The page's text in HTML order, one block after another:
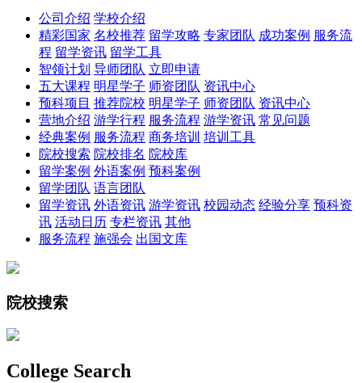
公司介绍 学校介绍
精彩国家 名校推荐 留学攻略 专家团队 成功案例 服务流
程 留学资讯 留学工具
智领计划 导师团队 立即申请
五大课程 明星学子 师资团队 资讯中心
预科项目 推荐院校 明星学子 师资团队 资讯中心
营地介绍 游学行程 服务流程 游学资讯 常见问题
经典案例 服务流程 商务培训 培训工具
院校搜索 院校排名 院校库
留学案例 外语案例 预科案例
留学团队 语言团队
留学资讯 外语资讯 游学资讯 校园动态 经验分享 预科资
讯 活动日历 专栏资讯 其他
服务流程 施强会 出国文库
院校搜索
College Search